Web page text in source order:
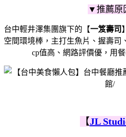
▼推薦原
台中輕井澤集團旗下的【一笈壽司
空間環境棒，主打生魚片、握壽司
cp值高、網路評價優，用
【JL